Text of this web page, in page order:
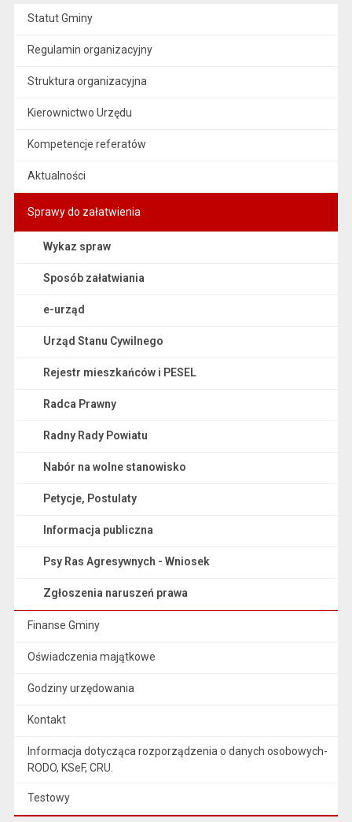
Statut Gminy
Regulamin organizacyjny
Struktura organizacyjna
Kierownictwo Urzędu
Kompetencje referatów
Aktualności
Sprawy do załatwienia
Wykaz spraw
Sposób załatwiania
e-urząd
Urząd Stanu Cywilnego
Rejestr mieszkańców i PESEL
Radca Prawny
Radny Rady Powiatu
Nabór na wolne stanowisko
Petycje, Postulaty
Informacja publiczna
Psy Ras Agresywnych - Wniosek
Zgłoszenia naruszeń prawa
Finanse Gminy
Oświadczenia majątkowe
Godziny urzędowania
Kontakt
Informacja dotycząca rozporządzenia o danych osobowych-
RODO, KSeF, CRU.
Testowy